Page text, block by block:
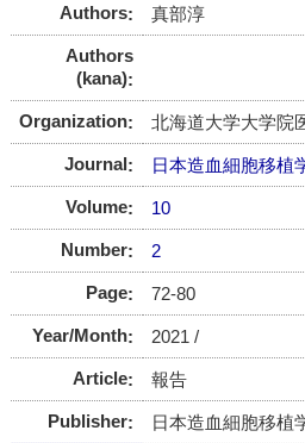
Authors 真部淳
Authors
(kana)
Organization 北海道大学大学院
Journal 日本造血細胞移植
Volume 10
Number 2
Page 72-80
Year/Month 2021 /
Article 報告
Publisher 日本造血細胞移植